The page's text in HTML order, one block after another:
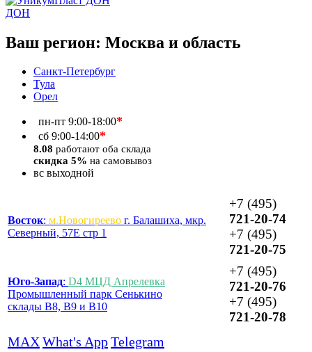
ДОН
Ваш регион: Москва и область
Санкт-Петербург
Тула
Орел
пн-пт 9:00-18:00*
сб 9:00-14:00*
8.08 работают оба склада
скидка 5% на самовывоз
вс выходной
Восток: м.Новогиреево г. Балашиха, мкр.
Северный, 57Е стр 1
+7 (495)
721-20-74
+7 (495)
721-20-75
Юго-Запад: D4 МЦД Апрелевка
Промышленный парк Сенькино
склады B8, B9 и B10
+7 (495)
721-20-76
+7 (495)
721-20-78
MAXWhat's AppTelegram